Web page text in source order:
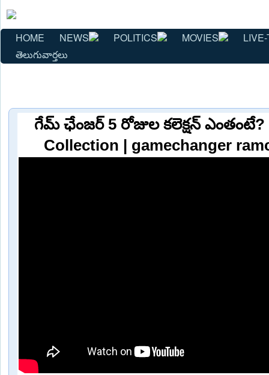
HOME NEWS POLITICS MOVIES
తెలుగువార్తలు
గేమ్ ఛేంజర్ 5 రోజుల కలెక్షన్ ఎంతంటే?
Collection | gamechanger